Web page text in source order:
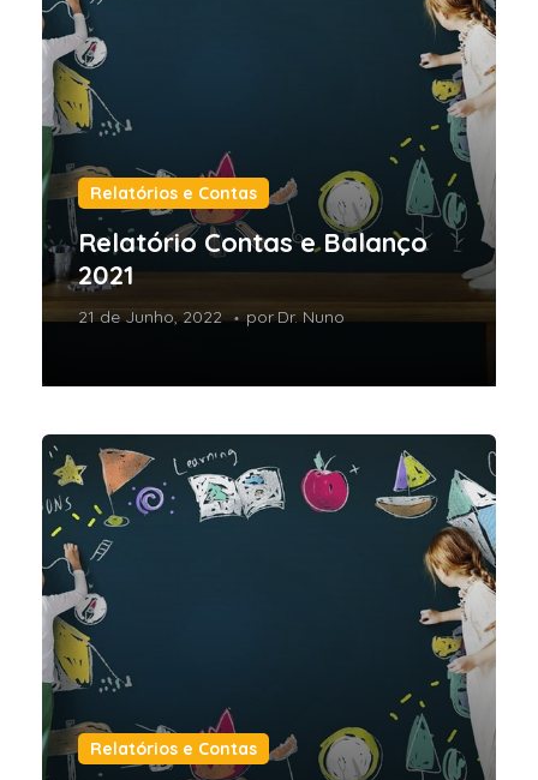
Relatórios e Contas
Relatório Contas e Balanço
2021
21 de Junho, 2022 porDr. Nuno
Relatórios e Contas